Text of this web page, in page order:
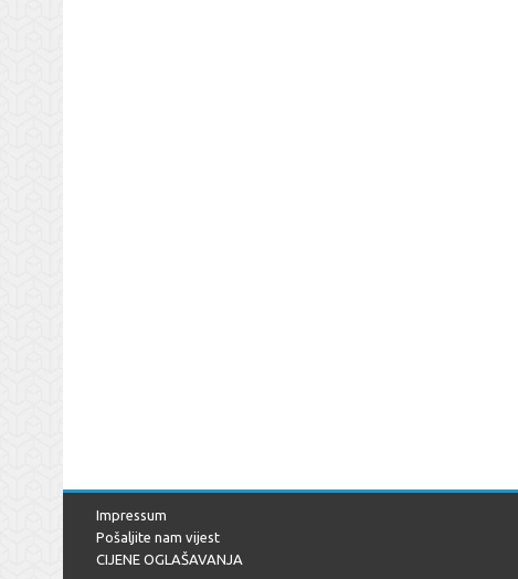
Impressum
Pošaljite nam vijest
CIJENE OGLAŠAVANJA